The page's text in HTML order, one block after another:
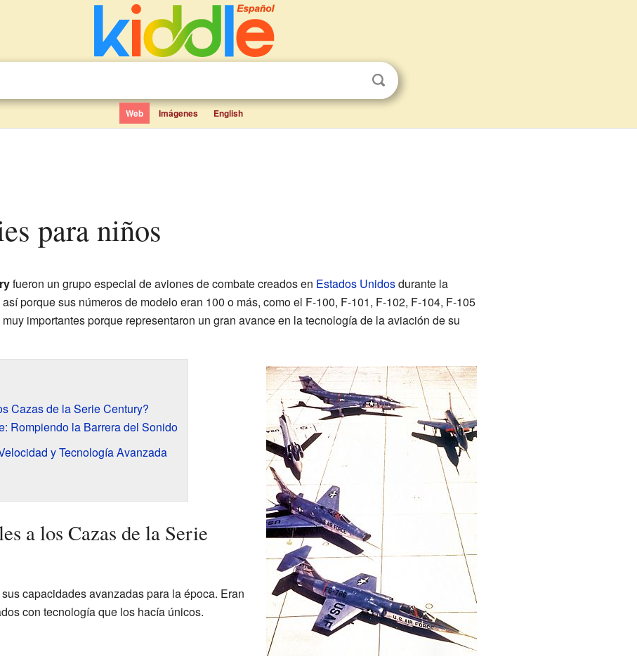
Web Imágenes English
para niños
fueron un grupo especial de aviones de combate creados en Estados Unidosdurante la
porque sus números de modelo eran 100 o más, como el F-100, F-101, F-102, F-104, F-105
importantes porque representaron un gran avance en la tecnología de la aviación de su
Cazas de la Serie Century?
Rompiendo la Barrera del Sonido
y Tecnología Avanzada
a los Cazas de la Serie
capacidades avanzadas para la época. Eran
con tecnología que los hacía únicos.